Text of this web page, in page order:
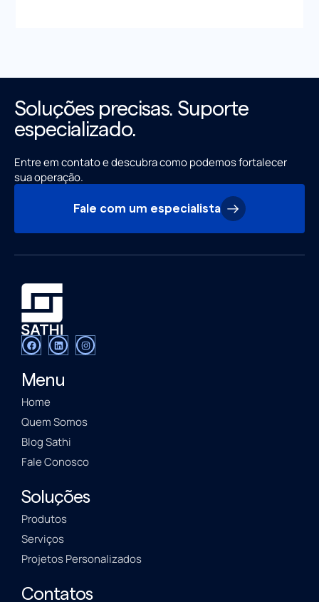
Soluções precisas. Suporte
especializado.
Entre em contato e descubra como podemos fortalecer
sua operação.
Fale com um especialista
Menu
Home
Quem Somos
Blog Sathi
Fale Conosco
Soluções
Produtos
Serviços
Projetos Personalizados
Contatos